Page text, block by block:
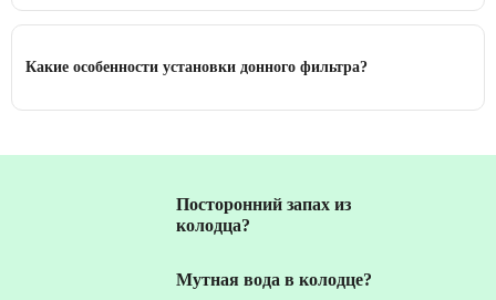
Какие особенности установки донного фильтра?
Посторонний запах из
колодца?
Мутная вода в колодце?